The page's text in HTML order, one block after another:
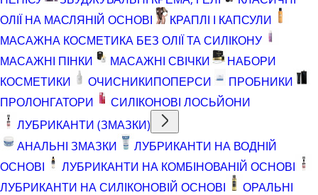
ОЛІЇ НА МАСЛЯНІЙ ОСНОВІ
КРАПЛІ І КАПСУЛИ
МАСАЖНА КОСМЕТИКА БЕЗ ОЛІЇ ТА СИЛІКОНУ
МАСАЖНІ ПІНКИ
МАСАЖНІ СВІЧКИ
НАБОРИ
КОСМЕТИКИ
ОЧИСНИКИПОПЕРСИ
ПРОБНИКИ
ПРОЛОНГАТОРИ
СИЛІКОНОВІ ЛОСЬЙОНИ
ЛУБРИКАНТИ (ЗМАЗКИ)
АНАЛЬНІ ЗМАЗКИ
ЛУБРИКАНТИ НА ВОДНІЙ
ОСНОВІ
ЛУБРИКАНТИ НА КОМБІНОВАНІЙ ОСНОВІ
ЛУБРИКАНТИ НА СИЛІКОНОВІЙ ОСНОВІ
ОРАЛЬНІ